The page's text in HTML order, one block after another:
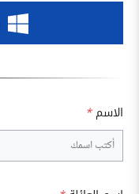
الاسم *